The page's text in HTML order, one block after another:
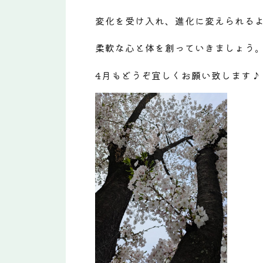
変化を受け入れ、進化に変えられる
柔軟な心と体を創っていきましょう。
4月もどうぞ宜しくお願い致します♪